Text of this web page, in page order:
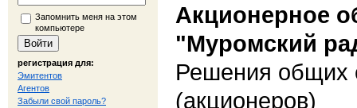
Запомнить меня на этом
компьютере
регистрация для:
Эмитентов
Агентов
Забыли свой пароль?
Акционерное
"Муромский
Решения общих
(акционеров)